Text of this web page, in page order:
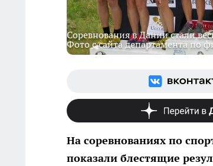
Соревнования в Дании стали
Фото с сайта департамента по
На соревнованиях по
показали блестящие